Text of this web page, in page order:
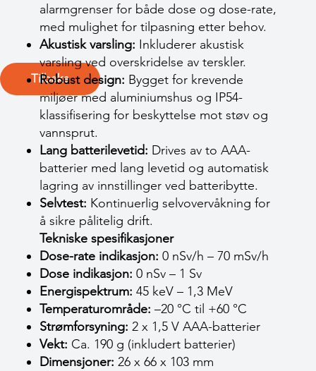
Tilbake
alarmgrenser for både dose og dose-rate,
med mulighet for tilpasning etter behov.
Akustisk varsling: Inkluderer akustisk
varsling ved overskridelse av terskler.
Robust design: Bygget for krevende
miljøer med aluminiumshus og IP54-
klassifisering for beskyttelse mot støv og
vannsprut.
Lang batterilevetid: Drives av to AAA-
batterier med lang levetid og automatisk
lagring av innstillinger ved batteribytte.
Selvtest: Kontinuerlig selvovervåkning for
å sikre pålitelig drift.
Tekniske spesifikasjoner
Dose-rate indikasjon: 0 nSv/h – 70 mSv/h
Dose indikasjon: 0 nSv – 1 Sv
Energispektrum: 45 keV – 1,3 MeV
Temperaturområde: –20 °C til +60 °C
Strømforsyning: 2 x 1,5 V AAA-batterier
Vekt: Ca. 190 g (inkludert batterier)
Dimensjoner: 26 x 66 x 103 mm